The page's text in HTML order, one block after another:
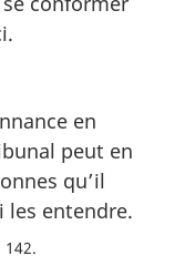
en
peut en
qu’il
les entendre.
142